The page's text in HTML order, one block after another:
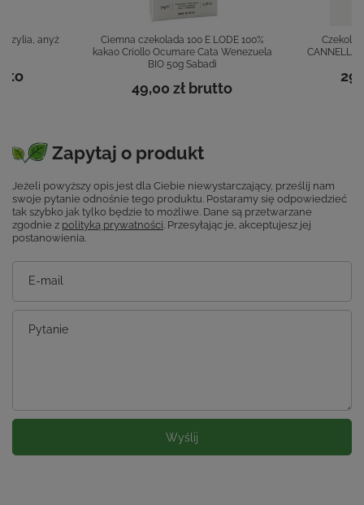
anyż
Ciemna czekolada 100 E LODE 100%
kakao Criollo Ocumare Cata Wenezuela
BIO 50g Sabadi
49,00 zł brutto
CANNELLA
Zapytaj o produkt
Jeżeli powyższy opis jest dla Ciebie niewystarczający, prześlij nam
swoje pytanie odnośnie tego produktu. Postaramy się odpowiedzieć
tak szybko jak tylko będzie to możliwe. Dane są przetwarzane
zgodnie z polityką prywatności. Przesyłając je, akceptujesz jej
postanowienia.
E-mail
Pytanie
Wyślij